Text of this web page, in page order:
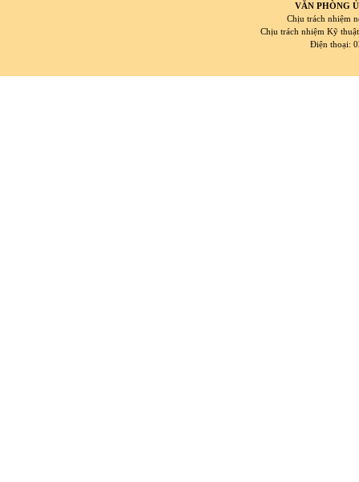
VĂN PHÒNG
Chịu trách nhiệm
Chịu trách nhiệm Kỹ
Điện thoại: